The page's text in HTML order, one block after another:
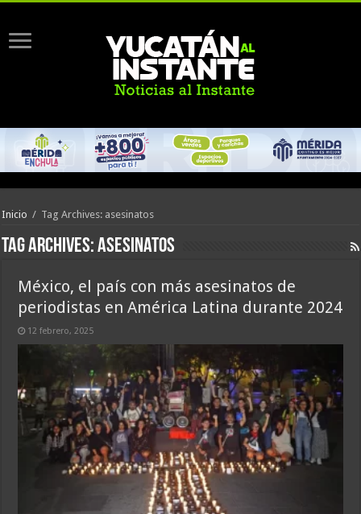
Inicio / Tag Archives: asesinatos
Tag Archives:asesinatos
México, el país con más asesinatos de
periodistas en América Latina durante 2024
12 febrero, 2025